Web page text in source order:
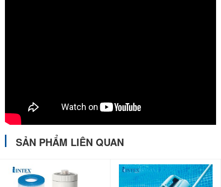
SẢN PHẨM LIÊN QUAN